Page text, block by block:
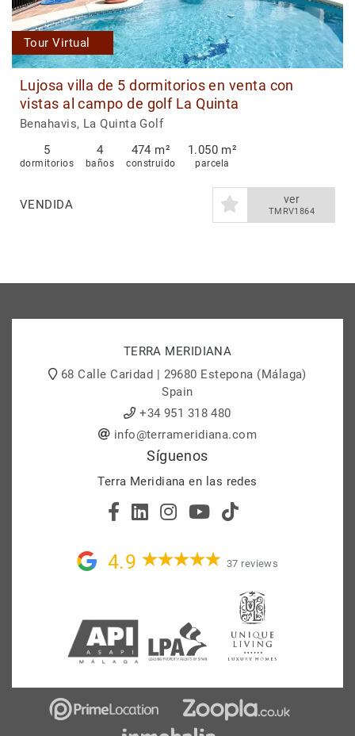
Tour Virtual
Lujosa villa de 5 dormitorios en venta con
vistas al campo de golf La Quinta
Benahavis, La Quinta Golf
5
dormitorios
4
baños
474 m²
construido
1.050 m²
parcela
VENDIDA ver
TMRV1864
TERRA MERIDIANA
68 Calle Caridad | 29680 Estepona (Málaga)
Spain
+34 951 318 480
info@terrameridiana.com
Síguenos
Terra Meridiana en las redes
4.9 37 reviews